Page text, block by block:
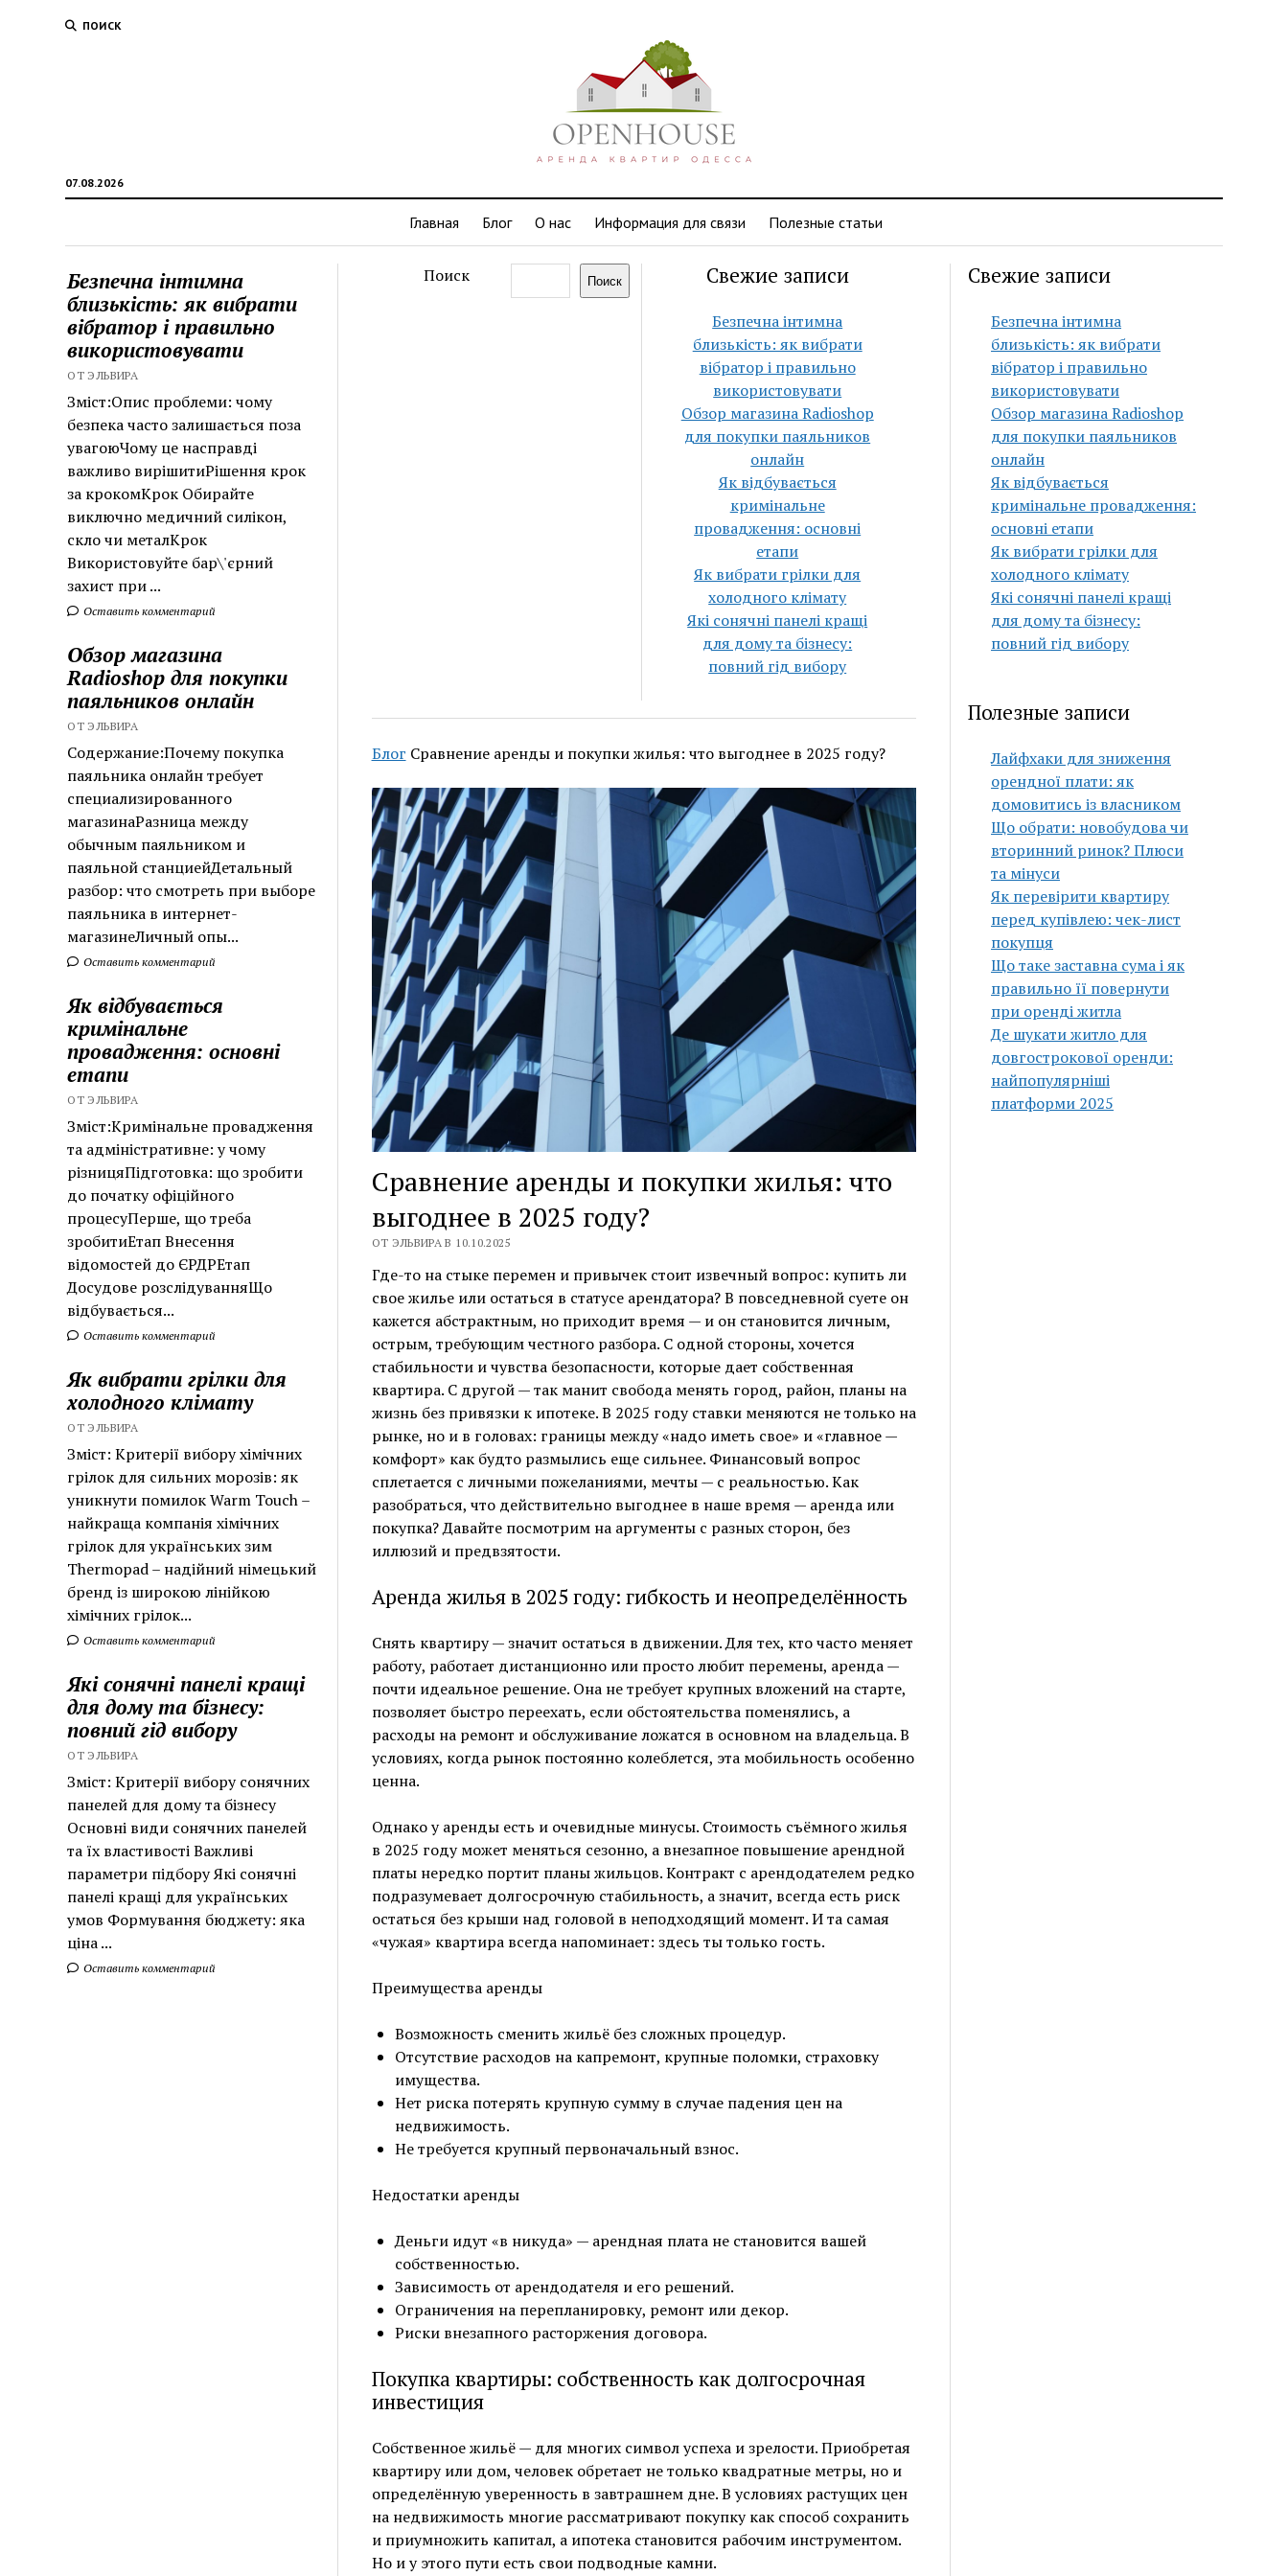
ПОИСК
07.08.2026
Главная Блог О нас Информация для связи Полезные статьи
Безпечна інтимна
близькість: як вибрати
вібратор і правильно
використовувати
ОТ ЭЛЬВИРА
Зміст:Опис проблеми: чому
безпека часто залишається поза
увагоюЧому це насправді
важливо вирішитиРішення крок
за крокомКрок Обирайте
виключно медичний силікон,
скло чи металКрок
Використовуйте бар\'єрний
захист при ...
Оставить комментарий
Обзор магазина
Radioshop для покупки
паяльников онлайн
ОТ ЭЛЬВИРА
Содержание:Почему покупка
паяльника онлайн требует
специализированного
магазинаРазница между
обычным паяльником и
паяльной станциейДетальный
разбор: что смотреть при выборе
паяльника в интернет-
магазинеЛичный опы...
Оставить комментарий
Як відбувається
кримінальне
провадження: основні
етапи
ОТ ЭЛЬВИРА
Зміст:Кримінальне провадження
та адміністративне: у чому
різницяПідготовка: що зробити
до початку офіційного
процесуПерше, що треба
зробитиЕтап Внесення
відомостей до ЄРДРЕтап
Досудове розслідуванняЩо
відбувається...
Оставить комментарий
Як вибрати грілки для
холодного клімату
ОТ ЭЛЬВИРА
Зміст: Критерії вибору хімічних
грілок для сильних морозів: як
уникнути помилок Warm Touch –
найкраща компанія хімічних
грілок для українських зим
Thermopad – надійний німецький
бренд із широкою лінійкою
хімічних грілок...
Оставить комментарий
Які сонячні панелі кращі
для дому та бізнесу:
повний гід вибору
ОТ ЭЛЬВИРА
Зміст: Критерії вибору сонячних
панелей для дому та бізнесу
Основні види сонячних панелей
та їх властивості Важливі
параметри підбору Які сонячні
панелі кращі для українських
умов Формування бюджету: яка
ціна ...
Оставить комментарий
Поиск Поиск Свежие записи
Безпечна інтимна
близькість: як вибрати
вібратор і правильно
використовувати
Обзор магазина Radioshop
для покупки паяльников
онлайн
Як відбувається
кримінальне
провадження: основні
етапи
Як вибрати грілки для
холодного клімату
Які сонячні панелі кращі
для дому та бізнесу:
повний гід вибору
Блог Сравнение аренды и покупки жилья: что выгоднее в 2025 году?
Сравнение аренды и покупки жилья: что
выгоднее в 2025 году?
ОТ ЭЛЬВИРА В 10.10.2025
Где-то на стыке перемен и привычек стоит извечный вопрос: купить ли
свое жилье или остаться в статусе арендатора? В повседневной суете он
кажется абстрактным, но приходит время — и он становится личным,
острым, требующим честного разбора. С одной стороны, хочется
стабильности и чувства безопасности, которые дает собственная
квартира. С другой — так манит свобода менять город, район, планы на
жизнь без привязки к ипотеке. В 2025 году ставки меняются не только на
рынке, но и в головах: границы между «надо иметь свое» и «главное —
комфорт» как будто размылись еще сильнее. Финансовый вопрос
сплетается с личными пожеланиями, мечты — с реальностью. Как
разобраться, что действительно выгоднее в наше время — аренда или
покупка? Давайте посмотрим на аргументы с разных сторон, без
иллюзий и предвзятости.
Аренда жилья в 2025 году: гибкость и неопределённость
Снять квартиру — значит остаться в движении. Для тех, кто часто меняет
работу, работает дистанционно или просто любит перемены, аренда —
почти идеальное решение. Она не требует крупных вложений на старте,
позволяет быстро переехать, если обстоятельства поменялись, а
расходы на ремонт и обслуживание ложатся в основном на владельца. В
условиях, когда рынок постоянно колеблется, эта мобильность особенно
ценна.
Однако у аренды есть и очевидные минусы. Стоимость съёмного жилья
в 2025 году может меняться сезонно, а внезапное повышение арендной
платы нередко портит планы жильцов. Контракт с арендодателем редко
подразумевает долгосрочную стабильность, а значит, всегда есть риск
остаться без крыши над головой в неподходящий момент. И та самая
«чужая» квартира всегда напоминает: здесь ты только гость.
Преимущества аренды
Возможность сменить жильё без сложных процедур.
Отсутствие расходов на капремонт, крупные поломки, страховку
имущества.
Нет риска потерять крупную сумму в случае падения цен на
недвижимость.
Не требуется крупный первоначальный взнос.
Недостатки аренды
Деньги идут «в никуда» — арендная плата не становится вашей
собственностью.
Зависимость от арендодателя и его решений.
Ограничения на перепланировку, ремонт или декор.
Риски внезапного расторжения договора.
Покупка квартиры: собственность как долгосрочная
инвестиция
Собственное жильё — для многих символ успеха и зрелости. Приобретая
квартиру или дом, человек обретает не только квадратные метры, но и
определённую уверенность в завтрашнем дне. В условиях растущих цен
на недвижимость многие рассматривают покупку как способ сохранить
и приумножить капитал, а ипотека становится рабочим инструментом.
Но и у этого пути есть свои подводные камни.
Свежие записи
Безпечна інтимна
близькість: як вибрати
вібратор і правильно
використовувати
Обзор магазина Radioshop
для покупки паяльников
онлайн
Як відбувається
кримінальне провадження:
основні етапи
Як вибрати грілки для
холодного клімату
Які сонячні панелі кращі
для дому та бізнесу:
повний гід вибору
Полезные записи
Лайфхаки для зниження
орендної плати: як
домовитись із власником
Що обрати: новобудова чи
вторинний ринок? Плюси
та мінуси
Як перевірити квартиру
перед купівлею: чек-лист
покупця
Що таке заставна сума і як
правильно її повернути
при оренді житла
Де шукати житло для
довгострокової оренди:
найпопулярніші
платформи 2025